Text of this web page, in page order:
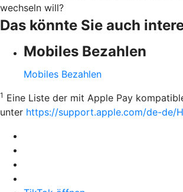
wechseln will?
Das könnte Sie auch
Mobiles Bezahlen
Mobiles Bezahlen
1 Eine Liste der mit Apple Pay
unter https://support.apple.com/de-de/